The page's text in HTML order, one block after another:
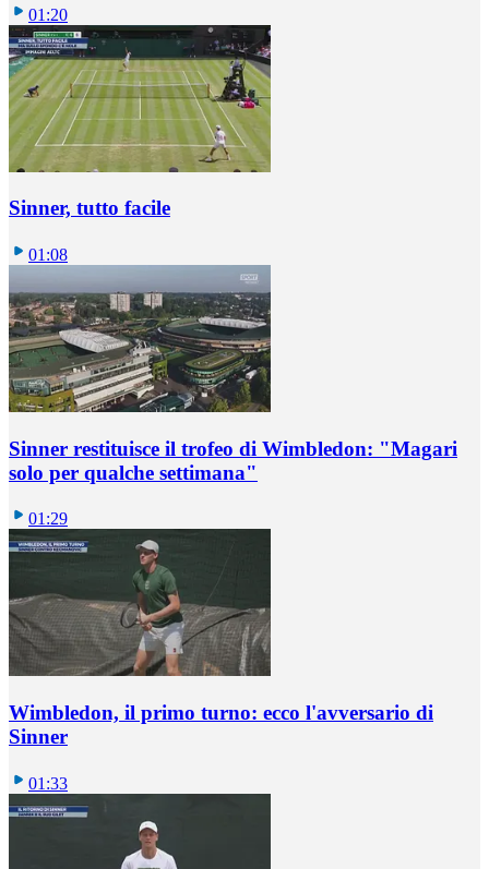
01:20
Sinner, tutto facile
01:08
Sinner restituisce il trofeo di Wimbledon: "Magari
solo per qualche settimana"
01:29
Wimbledon, il primo turno: ecco l'avversario di
Sinner
01:33